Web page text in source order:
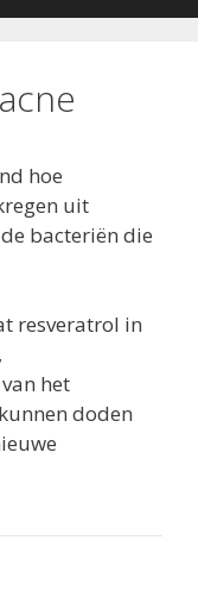
hoe
uit
bacteriën die
resveratrol in
het
doden